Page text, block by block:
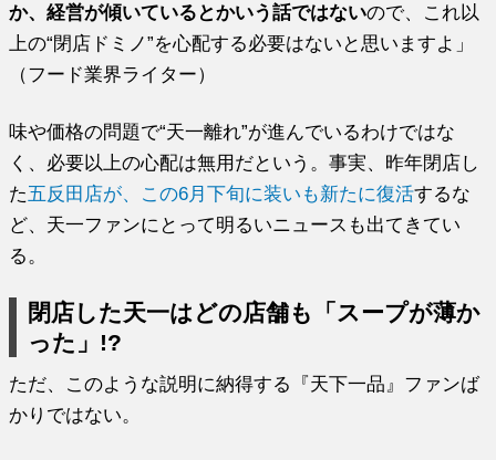
か、経営が傾いているとかいう話ではないので、これ以
上の“閉店ドミノ”を心配する必要はないと思いますよ」
（フード業界ライター）
味や価格の問題で“天一離れ”が進んでいるわけではな
く、必要以上の心配は無用だという。事実、昨年閉店し
た五反田店が、この6月下旬に装いも新たに復活するな
ど、天一ファンにとって明るいニュースも出てきてい
る。
閉店した天一はどの店舗も「スープが薄か
った」!?
ただ、このような説明に納得する『天下一品』ファンば
かりではない。